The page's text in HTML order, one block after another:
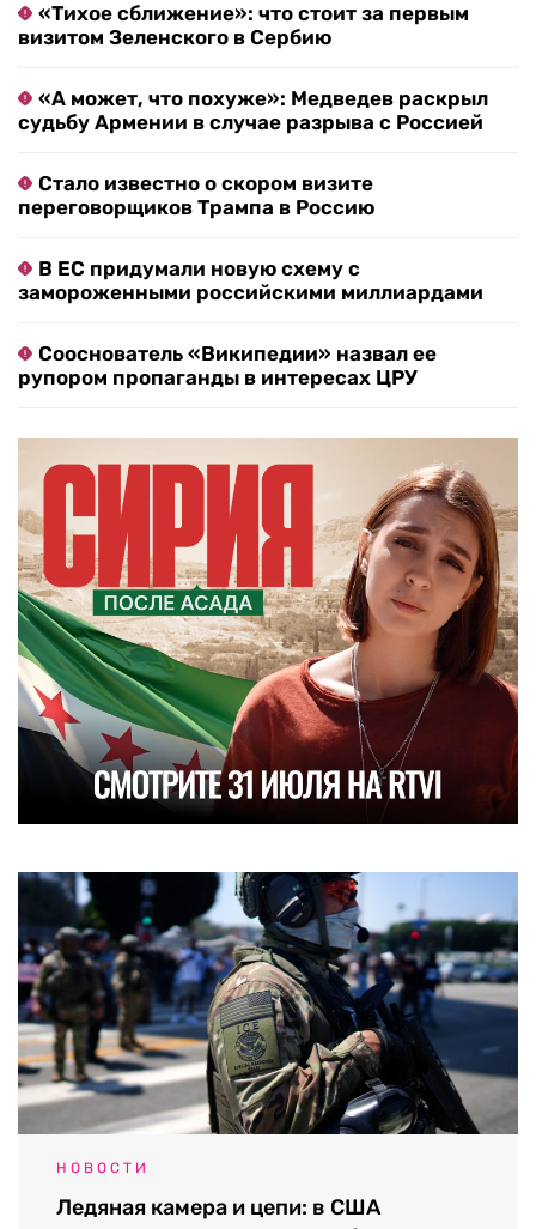
«Тихое сближение»: что стоит за первым
визитом Зеленского в Сербию
«А может, что похуже»: Медведев раскрыл
судьбу Армении в случае разрыва с Россией
Стало известно о скором визите
переговорщиков Трампа в Россию
В ЕС придумали новую схему с
замороженными российскими миллиардами
Сооснователь «Википедии» назвал ее
рупором пропаганды в интересах ЦРУ
НОВОСТИ
Ледяная камера и цепи: в США